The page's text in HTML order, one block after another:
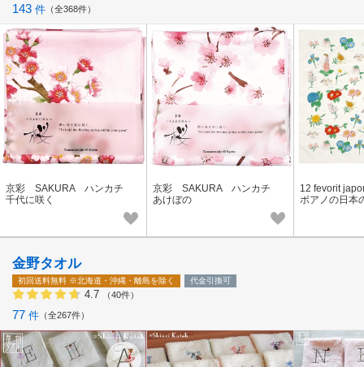
143 件 全368件
京彩 SAKURA ハンカチ
千代に咲く
京彩 SAKURA ハンカチ
あけぼの
12 fevorit
ボアノの日本
金野タオル
初回送料無料 ※北海道・沖縄・離島を除く 代金引換可
4.7 （40件）
77 件 全267件